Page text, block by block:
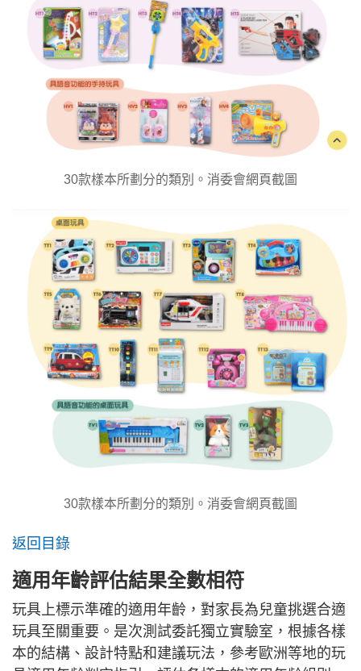
30款樣本所劃分的類別。消委會網頁截圖
30款樣本所劃分的類別。消委會網頁截圖
返回目錄
適用年齡評估結果全數相符
玩具上標示準確的適用年齡，對家長為兒童挑選合適
玩具至關重要。是次測試委託獨立實驗室，根據各樣
本的結構、設計特點和建議玩法，參考歐洲等地的玩